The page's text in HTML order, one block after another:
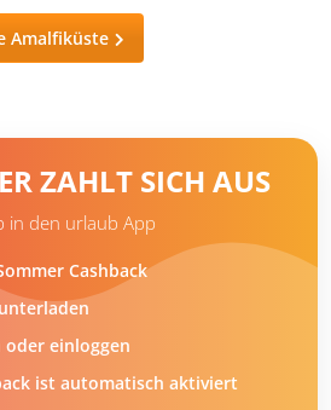
Amalfiküste
ZAHLT SICH AUS
in den urlaub App
Cashback
oder einloggen
ist automatisch aktiviert